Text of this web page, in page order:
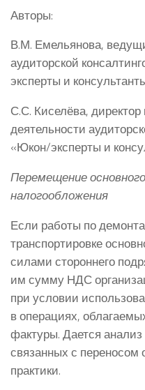
Авторы:
В.М. Емельянова,
аудиторской
эксперты и
С.С. Киселёва, директор
деятельности
«Юкон/эксперты и
Перемещение
налогообложения
Если работы по
транспортировке
силами стороннего
им сумму НДС
при условии
в операциях,
фактуры. Дается
связанных с переносом
практики.